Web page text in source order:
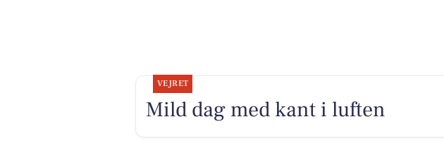
VEJRET
Mild dag med kant i luften